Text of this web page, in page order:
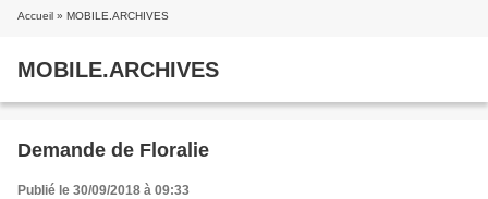
Accueil » MOBILE.ARCHIVES
MOBILE.ARCHIVES
Demande de Floralie
Publié le 30/09/2018 à 09:33